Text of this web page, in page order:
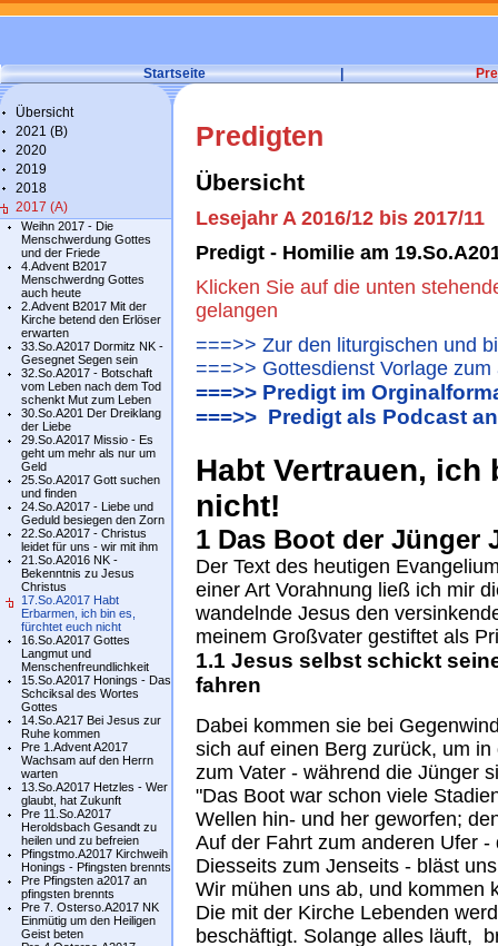
Startseite |
Übersicht
2021 (B)
2020
2019
2018
2017 (A)
Weihn 2017 - Die
Menschwerdung Gottes
und der Friede
4.Advent B2017
Menschwerdng Gottes
auch heute
2.Advent B2017 Mit der
Kirche betend den Erlöser
erwarten
33.So.A2017 Dormitz NK -
Gesegnet Segen sein
32.So.A2017 - Botschaft
vom Leben nach dem Tod
schenkt Mut zum Leben
30.So.A201 Der Dreiklang
der Liebe
29.So.A2017 Missio - Es
geht um mehr als nur um
Geld
25.So.A2017 Gott suchen
und finden
24.So.A2017 - Liebe und
Geduld besiegen den Zorn
22.So.A2017 - Christus
leidet für uns - wir mit ihm
21.So.A2016 NK -
Bekenntnis zu Jesus
Christus
17.So.A2017 Habt
Erbarmen, ich bin es,
fürchtet euch nicht
16.So.A2017 Gottes
Langmut und
Menschenfreundlichkeit
15.So.A2017 Honings - Das
Schciksal des Wortes
Gottes
14.So.A217 Bei Jesus zur
Ruhe kommen
Pre 1.Advent A2017
Wachsam auf den Herrn
warten
13.So.A2017 Hetzles - Wer
glaubt, hat Zukunft
Pre 11.So.A2017
Heroldsbach Gesandt zu
heilen und zu befreien
Pfingstmo.A2017 Kirchweih
Honings - Pfingsten brennts
Pre Pfingsten a2017 an
pfingsten brennts
Pre 7. Osterso.A2017 NK
Einmütig um den Heiligen
Geist beten
Predigten
Übersicht
Lesejahr A 2016/12 bis 2017/11
Predigt - Homilie am
Klicken Sie auf die unten
gelangen
===>> Zur den liturgischen und
===>> Gottesdienst Vorlage
===>> Predigt im
===>> Predigt als Podcast
Habt Vertrauen,
nicht!
1 Das Boot der Jünger
Der Text des heutigen
einer Art Vorahnung ließ ich mir
wandelnde Jesus den
meinem Großvater gestiftet als
1.1 Jesus selbst schickt
fahren
Dabei kommen sie bei
sich auf einen Berg zurück, um
zum Vater - während die Jünger
"Das Boot war schon viele
Wellen hin- und her geworfen;
Auf der Fahrt zum anderen Ufer
Diesseits zum Jenseits - bläst
Wir mühen uns ab, und kommen
Die mit der Kirche Lebenden
beschäftigt. Solange alles läuft,